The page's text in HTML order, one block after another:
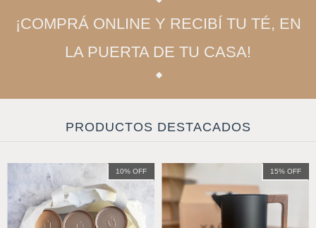
¡COMPRÁ ONLINE Y RECIBÍ TU TÉ, EN
LA PUERTA DE TU CASA!
PRODUCTOS DESTACADOS
10% OFF 15% OFF